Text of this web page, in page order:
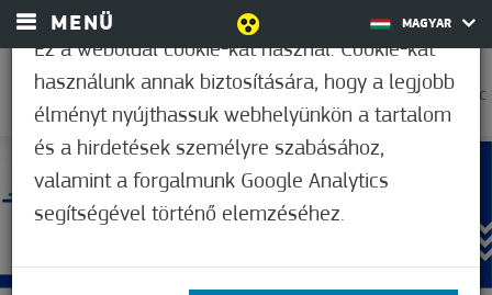
MENÜ MAGYAR
32,8°C
Ez a weboldal cookie-kat használ. Cookie-kat
használunk annak biztosítására, hogy a legjobb
élményt nyújthassuk webhelyünkön a tartalom
és a hirdetések személyre szabásához,
valamint a forgalmunk Google Analytics
segítségével történő elemzéséhez.